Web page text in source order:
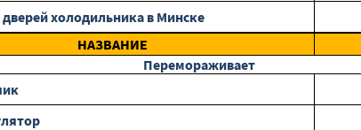
дверей холодильника в Минске
НАЗВАНИЕ
Перемораживает